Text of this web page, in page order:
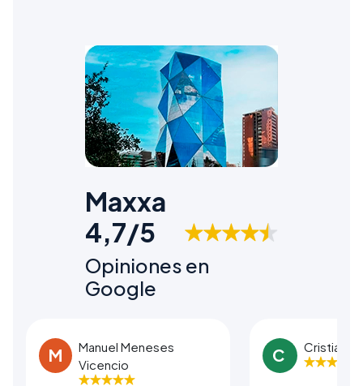
Maxxa
4,7/5
Opiniones en
Google
M
Manuel Meneses
Vicencio
C Cristian